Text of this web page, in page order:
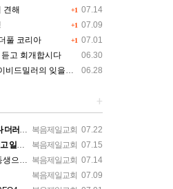
+1 07.14
견해
+1 07.09
+1 07.01
풀 코리아
06.30
고 회개합시다
06.28
의 잊을수 없는 보고서
+
복음제일교회 07.22
러가라!
복음제일교회 07.15
89년 출애굽의 역…
복음제일교회 07.14
라도 독일인들의 소…
복음제일교회 07.09